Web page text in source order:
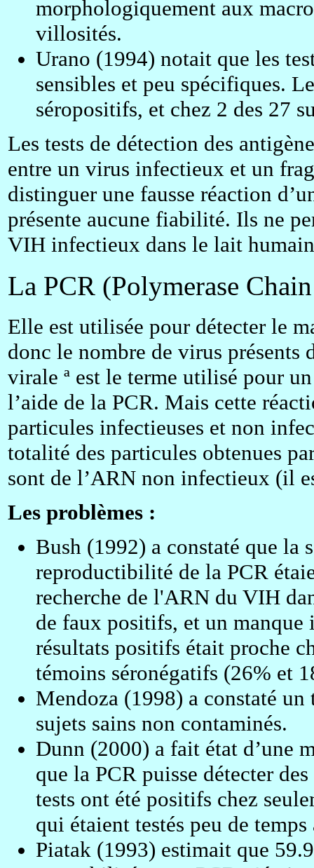
morphologiquement aux
villosités.
Urano (1994) notait que les
sensibles et peu spécifiques.
séropositifs, et chez 2 des 27
Les tests de détection des
entre un virus infectieux et un
distinguer une fausse réaction
présente aucune fiabilité. Ils ne
VIH infectieux dans le lait
La PCR (Polymerase
Elle est utilisée pour détecter le
donc le nombre de virus présents
virale ª est le terme utilisé pour
l’aide de la PCR. Mais cette
particules infectieuses et non
totalité des particules obtenues
sont de l’ARN non infectieux (il
Les problèmes :
Bush (1992) a constaté que
reproductibilité de la PCR
recherche de l'ARN du VIH
de faux positifs, et un
résultats positifs était proche
témoins séronégatifs (26% et
Mendoza (1998) a constaté
sujets sains non contaminés.
Dunn (2000) a fait état d’une
que la PCR puisse détecter
tests ont été positifs chez
qui étaient testés peu de
Piatak (1993) estimait que